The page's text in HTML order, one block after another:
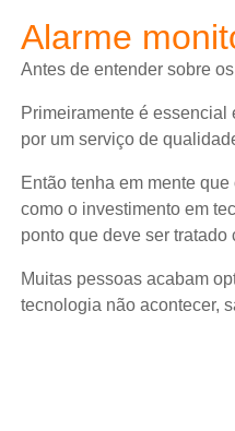
Alarme
Antes de entender sobre
Primeiramente é essencial
por um serviço de
Então tenha em mente
como o investimento em
ponto que deve ser tratado
Muitas pessoas acabam
tecnologia não acontecer,